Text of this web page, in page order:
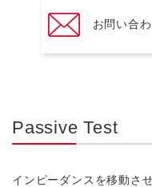
お問い合
Passive Test
インピーダンスを移動さ